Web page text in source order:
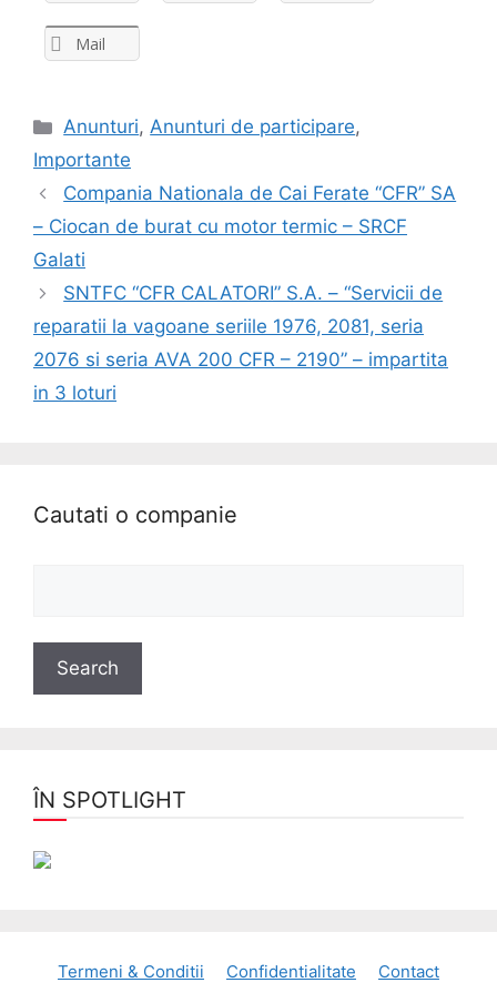
Mail
Anunturi,Anunturi de participare,
Importante
Compania Nationala de Cai Ferate “CFR” SA
– Ciocan de burat cu motor termic – SRCF
Galati
SNTFC “CFR CALATORI” S.A. – “Servicii de
reparatii la vagoane seriile 1976, 2081, seria
2076 si seria AVA 200 CFR – 2190” – impartita
in 3 loturi
Cautati o companie
ÎN SPOTLIGHT
Termeni & Conditii Confidentialitate
Contact